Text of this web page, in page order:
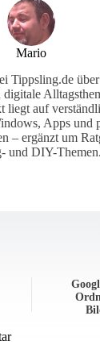
Mario
Tippsling.de
liegt auf
Apps und
– ergänzt um
und DIY-Themen.